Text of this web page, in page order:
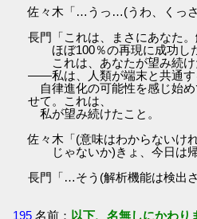
佐々木「…うっ…(うわ、くっさ
長門「これは、まさにあなた
ほぼ100％の再現に成功した
これは、あなたが望み続け
――私は、人類が端末と共通す
自律進化の可能性を感じ始
せて。これは、
私が望み続けたこと。
佐々木「(意味はわからないけ
じゃないか)きょ、今日は帰
長門「…そう(解析機能は検出
195 名前： 以下、名無しにかわり